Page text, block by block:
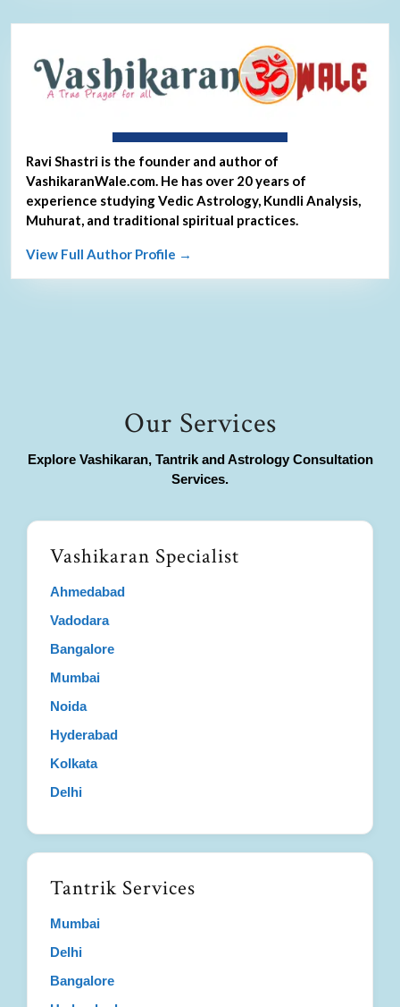
Ravi Shastri is the founder and author of
VashikaranWale.com. He has over 20 years of
experience studying Vedic Astrology, Kundli Analysis,
Muhurat, and traditional spiritual practices.
View Full Author Profile →
Our Services
Explore Vashikaran, Tantrik and Astrology Consultation
Services.
Vashikaran Specialist
Ahmedabad
Vadodara
Bangalore
Mumbai
Noida
Hyderabad
Kolkata
Delhi
Tantrik Services
Mumbai
Delhi
Bangalore